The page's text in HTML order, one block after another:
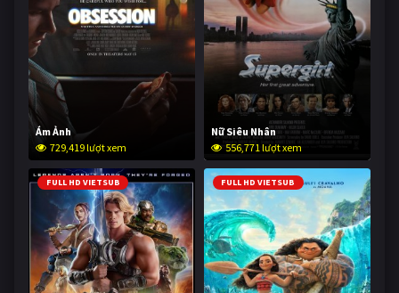
Ám Ảnh
729,419 lượt xem
Nữ Siêu Nhân
556,771 lượt xem
FULL HD VIETSUB FULL HD VIETSUB